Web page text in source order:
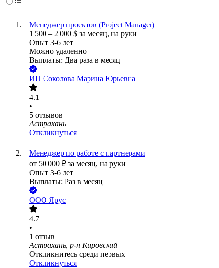
Менеджер проектов (Project Manager)
1 500 – 2 000 $ за месяц, на руки
Опыт 3-6 лет
Можно удалённо
Выплаты: Два раза в месяц
ИП Соколова Марина Юрьевна
4.1
•
5 отзывов
Астрахань
Откликнуться
Менеджер по работе с партнерами
от 50 000 ₽ за месяц, на руки
Опыт 3-6 лет
Выплаты: Раз в месяц
ООО Ярус
4.7
•
1 отзыв
Астрахань, р-н Кировский
Откликнитесь среди первых
Откликнуться